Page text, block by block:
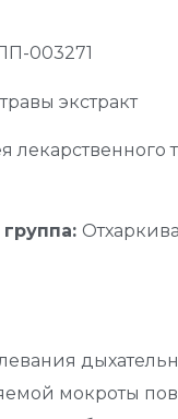
003271
экстракт
лекарственного
мокроты